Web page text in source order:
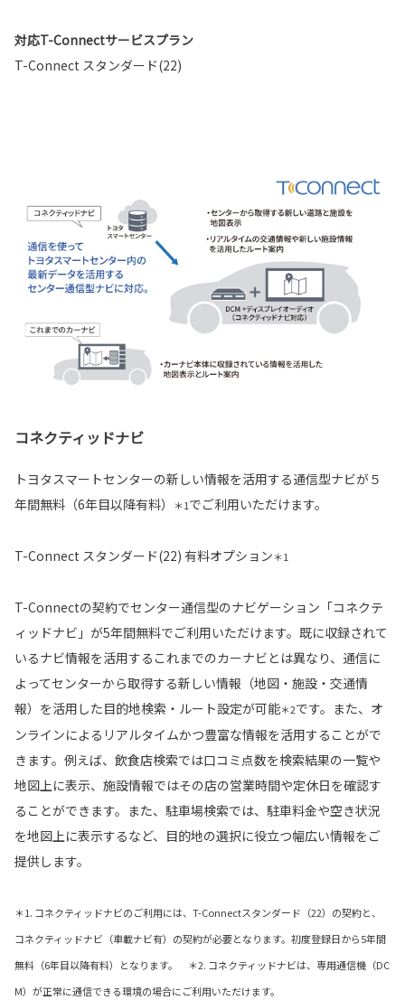
対応T-Connectサービスプラン
T-Connect スタンダード(22)
コネクティッドナビ
トヨタスマートセンターの新しい情報を活用する通信型ナビが５
年間無料（6年目以降有料）
＊1でご利用いただけます。
T-Connect スタンダード(22) 有料オプション＊1
T-Connectの契約でセンター通信型のナビゲーション「コネクテ
ィッドナビ」が5年間無料でご利用いただけます。既に収録されて
いるナビ情報を活用するこれまでのカーナビとは異なり、通信に
よってセンターから取得する新しい情報（地図・施設・交通情
報）を活用した目的地検索・ルート設定が可能＊2です。また、オ
ンラインによるリアルタイムかつ豊富な情報を活用することがで
きます。例えば、飲食店検索では口コミ点数を検索結果の一覧や
地図上に表示、施設情報ではその店の営業時間や定休日を確認す
ることができます。また、駐車場検索では、駐車料金や空き状況
を地図上に表示するなど、目的地の選択に役立つ幅広い情報をご
提供します。
＊1. コネクティッドナビのご利用には、T-Connectスタンダード（22）の契約と、
コネクティッドナビ（車載ナビ有）の契約が必要となります。初度登録日から5年間
無料（6年目以降有料）となります。 ＊2. コネクティッドナビは、専用通信機（DC
M）が正常に通信できる環境の場合にご利用いただけます。